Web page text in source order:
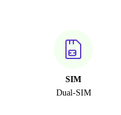
SIM
Dual-SIM